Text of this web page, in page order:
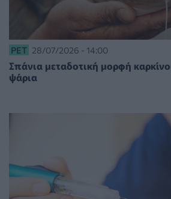
PET 28/07/2026 - 14:00
Σπάνια μεταδοτική μορφή
ψάρια